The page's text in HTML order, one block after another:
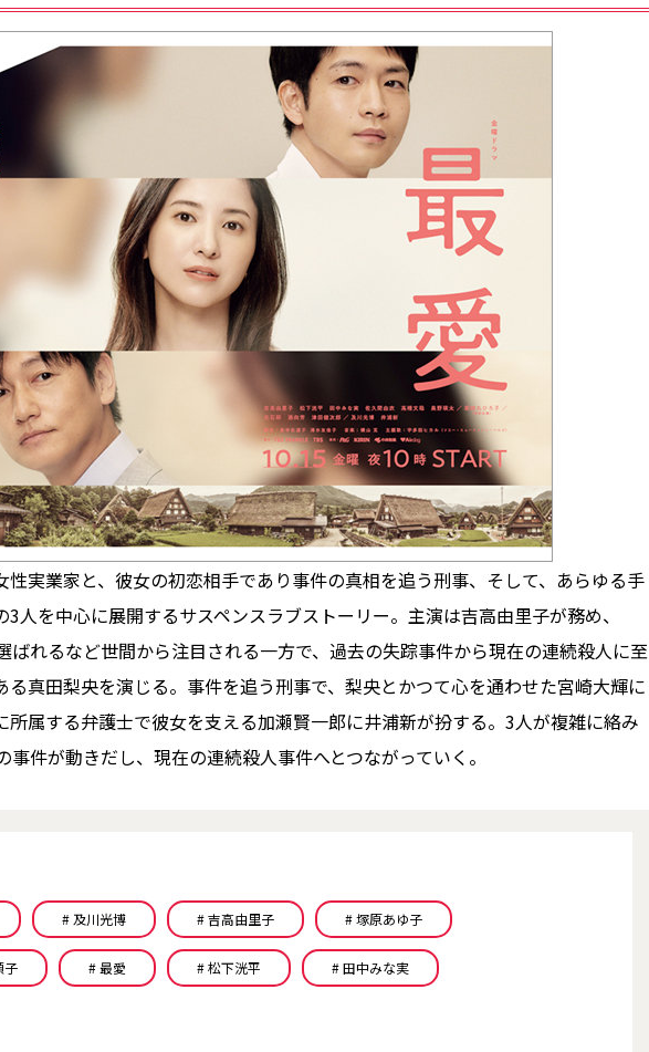
実業家と、彼女の初恋相手であり事件の真相を追う刑事、そして、あらゆる手
人を中心に展開するサスペンスラブストーリー。主演は吉高由里子が務め、
ばれるなど世間から注目される一方で、過去の失踪事件から現在の連続殺人に至
る真田梨央を演じる。事件を追う刑事で、梨央とかつて心を通わせた宮崎大輝に
属する弁護士で彼女を支える加瀬賢一郎に井浦新が扮する。3人が複雑に絡み
件が動きだし、現在の連続殺人事件へとつながっていく。
# 及川光博 # 吉高由里子 # 塚原あゆ子
子 # 最愛 # 松下洸平 # 田中みな実